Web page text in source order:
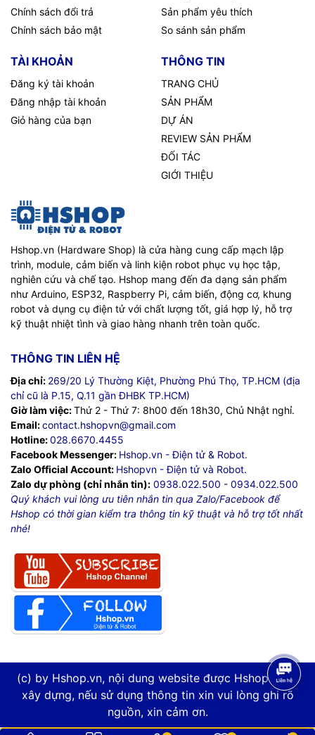
Chính sách đổi trả
Chính sách bảo mật
Sản phẩm yêu thích
So sánh sản phẩm
TÀI KHOẢN
Đăng ký tài khoản
Đăng nhập tài khoản
Giỏ hàng của bạn
THÔNG TIN
TRANG CHỦ
SẢN PHẨM
DỰ ÁN
REVIEW SẢN PHẨM
ĐỐI TÁC
GIỚI THIỆU
Hshop.vn (Hardware Shop) là cửa hàng cung cấp mạch lập
trình, module, cảm biến và linh kiện robot phục vụ học tập,
nghiên cứu và chế tạo. Hshop mang đến đa dạng sản phẩm
như Arduino, ESP32, Raspberry Pi, cảm biến, động cơ, khung
robot và dụng cụ điện tử với chất lượng tốt, giá hợp lý, hỗ trợ
kỹ thuật nhiệt tình và giao hàng nhanh trên toàn quốc.
THÔNG TIN LIÊN HỆ
Địa chỉ: 269/20 Lý Thường Kiệt, Phường Phú Thọ, TP.HCM (địa
chỉ cũ là P.15, Q.11 gần ĐHBK TP.HCM)
Giờ làm việc:Thứ 2 - Thứ 7: 8h00 đến 18h30, Chủ Nhật nghỉ.
Email:contact.hshopvn@gmail.com
Hotline:028.6670.4455
Facebook Messenger: Hshop.vn - Điện tử & Robot.
Zalo Official Account: Hshopvn - Điện tử và Robot.
Zalo dự phòng (chỉ nhắn tin): 0938.022.500 - 0934.022.500
Quý khách vui lòng ưu tiên nhắn tin qua Zalo/Facebook để
Hshop có thời gian kiểm tra thông tin kỹ thuật và hỗ trợ tốt nhất
nhé!
(c) by Hshop.vn, nội dung website được Hshop.vn tự
xây dựng, nếu sử dụng thông tin xin vui lòng ghi rõ
nguồn, xin cảm ơn.